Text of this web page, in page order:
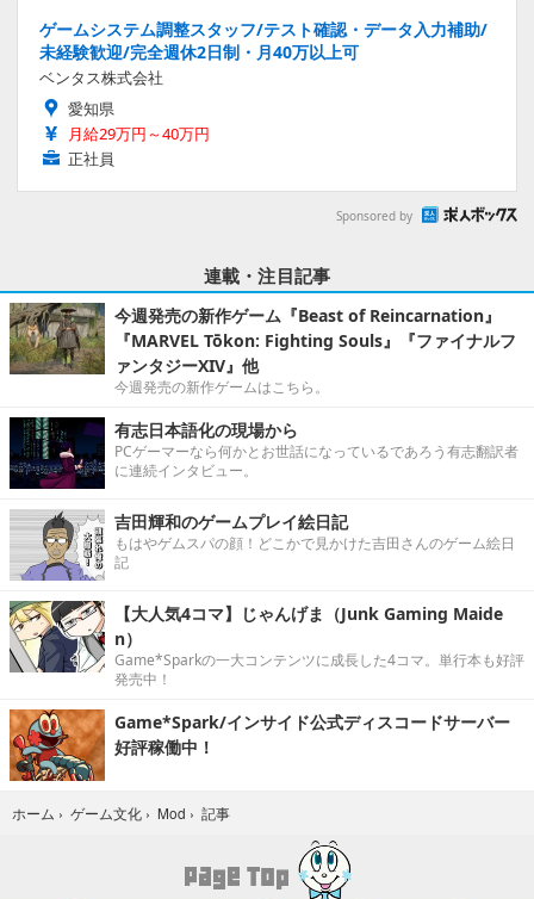
今週発売の新作ゲーム『Beast of Reincarnation』
『MARVEL Tōkon: Fighting Souls』『ファイナルフ
もはやゲムスパの顔！どこかで見かけた吉田さんのゲーム絵日
記
【大人気4コマ】じゃんげま（Junk Gaming Maide
n）
Game*Sparkの一大コンテンツに成長した4コマ。単行本も好評
Game*Spark/インサイド公式ディスコードサーバー
好評稼働中！
ホーム ›ゲーム文化 ›Mod ›記事
Home
Game*Sparkについて お問合せ 広告掲載
会社概要
売上の一部が弊社サイトに還元されることがあります。
当サイトに掲載の記事・見出し・写真・画像の無断転載を禁じます。
Copyright © 2026 IID, Inc.